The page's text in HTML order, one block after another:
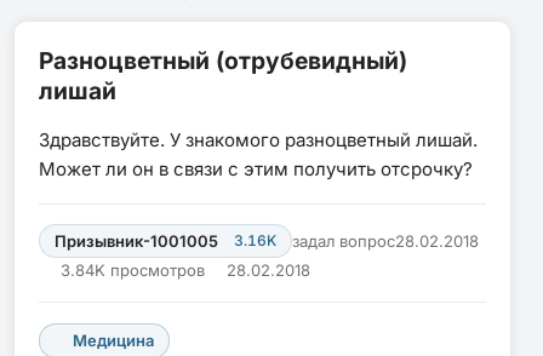
Разноцветный (отрубевидный)
лишай
Здравствуйте. У знакомого разноцветный лишай.
Может ли он в связи с этим получить отсрочку?
Призывник-1001005 3.16K задал вопрос28.02.2018
3.84K просмотров
28.02.2018
Медицина